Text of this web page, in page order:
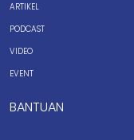
ARTIKEL
PODCAST
VIDEO
EVENT
BANTUAN